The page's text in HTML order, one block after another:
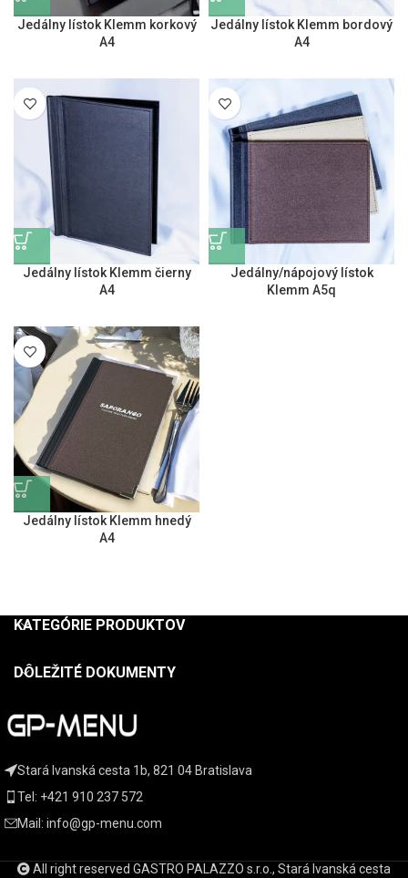
Jedálny lístok Klemm korkový
A4
Jedálny lístok Klemm bordový
A4
Jedálny lístok Klemm čierny
A4
Jedálny/nápojový lístok
Klemm A5q
Jedálny lístok Klemm hnedý
A4
KATEGÓRIE PRODUKTOV
DÔLEŽITÉ DOKUMENTY
Stará Ivanská cesta 1b, 821 04 Bratislava
Tel: +421 910 237 572
Mail: info@gp-menu.com
All right reserved GASTRO PALAZZO s.r.o., Stará Ivanská cesta